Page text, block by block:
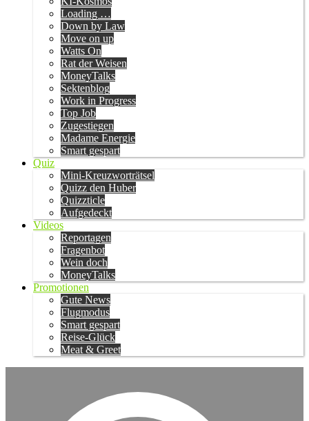
Loading …
Down by Law
Move on up
Watts On
Rat der Weisen
MoneyTalks
Sektenblog
Work in Progress
Top Job
Zugestiegen
Madame Energie
Smart gespart
Quiz
Mini-Kreuzworträtsel
Quizz den Huber
Quizzticle
Aufgedeckt
Videos
Reportagen
Fragenbot
Wein doch
MoneyTalks
Promotionen
Gute News
Flugmodus
Smart gespart
Reise-Glück
Meat & Greet